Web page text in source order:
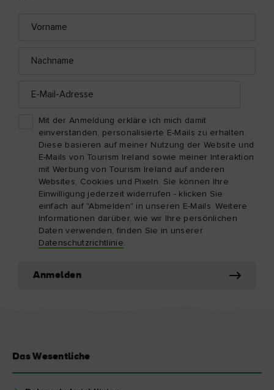
Mail-
Mail-
Mit der Anmeldung erkläre ich mich damit
einverstanden, personalisierte E-Mails zu erhalten.
Diese basieren auf meiner Nutzung der Website und
E-Mails von Tourism Ireland sowie meiner Interaktion
mit Werbung von Tourism Ireland auf anderen
Websites, Cookies und Pixeln. Sie können Ihre
Einwilligung jederzeit widerrufen - klicken Sie
einfach auf "Abmelden" in unseren E-Mails. Weitere
Informationen darüber, wie wir Ihre persönlichen
Daten verwenden, finden Sie in unserer
Datenschutzrichtlinie.
Anmelden
Das Wesentliche